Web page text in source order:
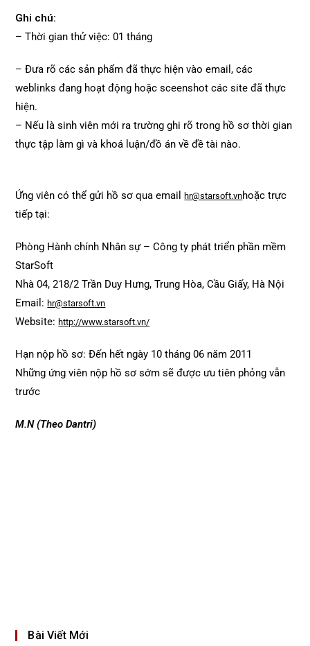
Ghi chú:
– Thời gian thử việc: 01 tháng
– Đưa rõ các sản phẩm đã thực hiện vào email, các
weblinks đang hoạt động hoặc sceenshot các site đã thực
hiện.
– Nếu là sinh viên mới ra trường ghi rõ trong hồ sơ thời gian
thực tập làm gì và khoá luận/đồ án về đề tài nào.
Ứng viên có thể gửi hồ sơ qua emailhr@starsoft.vnhoặc trực
tiếp tại:
Phòng Hành chính Nhân sự – Công ty phát triển phần mềm
StarSoft
Nhà 04, 218/2 Trần Duy Hưng, Trung Hòa, Cầu Giấy, Hà Nội
Email:hr@starsoft.vn
Website:http://www.starsoft.vn/
Hạn nộp hồ sơ: Đến hết ngày 10 tháng 06 năm 2011
Những ứng viên nộp hồ sơ sớm sẽ được ưu tiên phỏng vẫn
trước
M.N (Theo Dantri)
Bài Viết Mới